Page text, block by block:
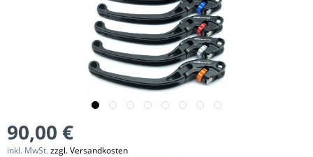
90,00 €
inkl. MwSt.zzgl. Versandkosten